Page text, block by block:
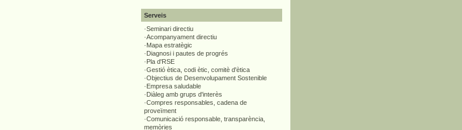
Serveis
·Seminari directiu
·Acompanyament directiu
·Mapa estratègic
·Diagnosi i pautes de progrés
·Pla d'RSE
·Gestió ètica, codi ètic, comitè d'ètica
·Objectius de Desenvolupament Sostenible
·Empresa saludable
·Diàleg amb grups d'interès
·Compres responsables, cadena de
proveïment
·Comunicació responsable, transparència,
memòries